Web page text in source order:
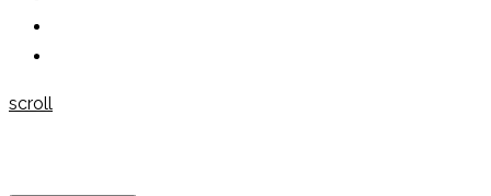
scroll